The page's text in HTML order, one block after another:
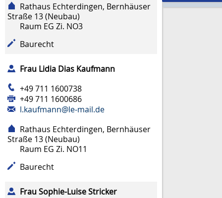
Rathaus Echterdingen, Bernhäuser
Straße 13 (Neubau)
Raum EG Zi. NO3
Baurecht
Frau Lidia Dias Kaufmann
+49 711 1600738
+49 711 1600686
l.kaufmann@le-mail.de
Rathaus Echterdingen, Bernhäuser
Straße 13 (Neubau)
Raum EG Zi. NO11
Baurecht
FrauSophie-LuiseStricker